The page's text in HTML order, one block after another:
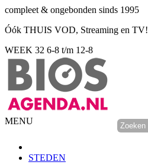
compleet & ongebonden sinds 1995
Óók THUIS VOD, Streaming en TV!
WEEK 32 6-8 t/m 12-8
MENU
STEDEN